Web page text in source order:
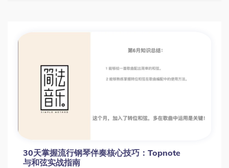
30天掌握流行钢琴伴奏核心技巧：Topnote
与和弦实战指南